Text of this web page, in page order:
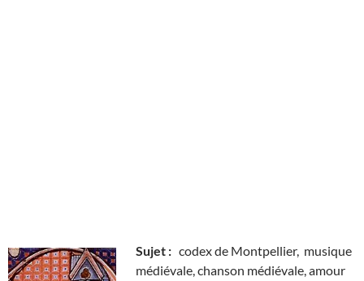
Sujet : codex de Montpellier, musique
médiévale, chanson médiévale, amour